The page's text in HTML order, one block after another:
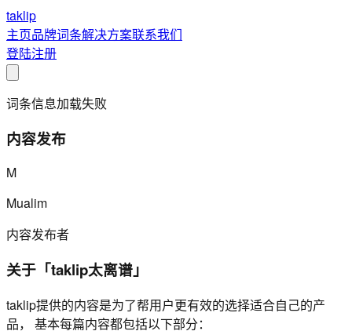
taklip
主页品牌词条解决方案联系我们
登陆注册
词条信息加载失败
内容发布
M
Mualim
内容发布者
关于「taklip太离谱」
taklip提供的内容是为了帮用户更有效的选择适合自己的产
品， 基本每篇内容都包括以下部分：